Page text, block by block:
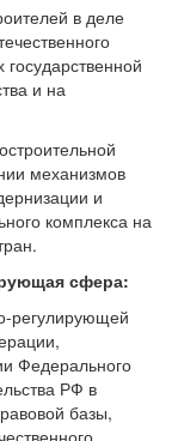
в деле
и на
механизмов
и
комплекса на
сфера:
регулирующей
Федерального
РФ в
базы,